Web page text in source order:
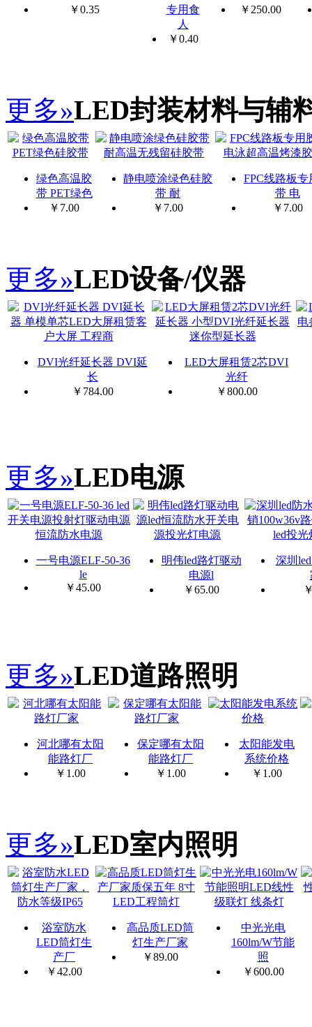
￥0.35
专用食
人
￥0.40
￥250.00
更多»LED封装材料与辅
绿色高温胶
带 PET绿色
￥ 7.00
静电喷涂绿色硅胶
带 耐
￥ 7.00
FPC线路板专
带 电
￥ 7.00
更多»LED设备/仪器
DVI光纤延长器 DVI延
长
￥ 784.00
LED大屏租赁2芯DVI
光纤
￥800.00
更多»LED电源
一号电源ELF-50-36
le
￥45.00
明伟led路灯驱动
电源l
￥65.00
深圳
更多»LED道路照明
河北哪有太阳
能路灯厂
￥ 1.00
保定哪有太阳
能路灯厂
￥ 1.00
太阳能发电
系统价格
￥ 1.00
更多»LED室内照明
浴室防水
LED筒灯生
产厂
￥42.00
高品质LED筒
灯生产厂家
￥89.00
中光光电
160lm/W节能
照
￥600.00